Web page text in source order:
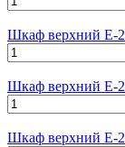
Шкаф верхний Е-
Шкаф верхний Е-
Шкаф верхний Е-